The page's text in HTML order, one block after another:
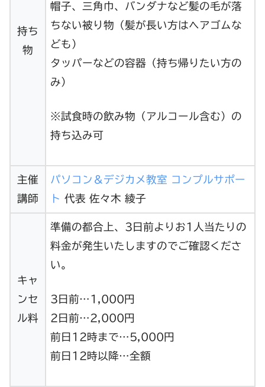
持ち
物
帽子、三角巾、バンダナなど髪の毛が落
ちない被り物（髪が長い方はヘアゴムな
ども）
タッパーなどの容器（持ち帰りたい方の
み）
※試食時の飲み物（アルコール含む）の
持ち込み可
主催
講師
パソコン＆デジカメ教室 コンプルサポー
ト 代表 佐々木 綾子
キャ
ンセ
ル料
準備の都合上、3日前よりお1人当たりの
料金が発生いたしますのでご確認くださ
い。
3日前…1,000円
2日前…2,000円
前日12時まで…5,000円
前日12時以降…全額